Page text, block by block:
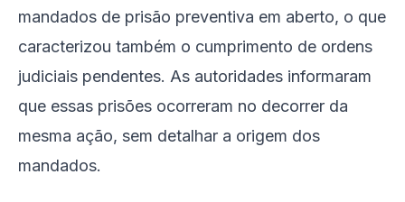
mandados de prisão preventiva em aberto, o que
caracterizou também o cumprimento de ordens
judiciais pendentes. As autoridades informaram
que essas prisões ocorreram no decorrer da
mesma ação, sem detalhar a origem dos
mandados.